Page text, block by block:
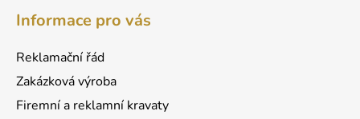
Informace pro vás
Reklamační řád
Zakázková výroba
Firemní a reklamní kravaty